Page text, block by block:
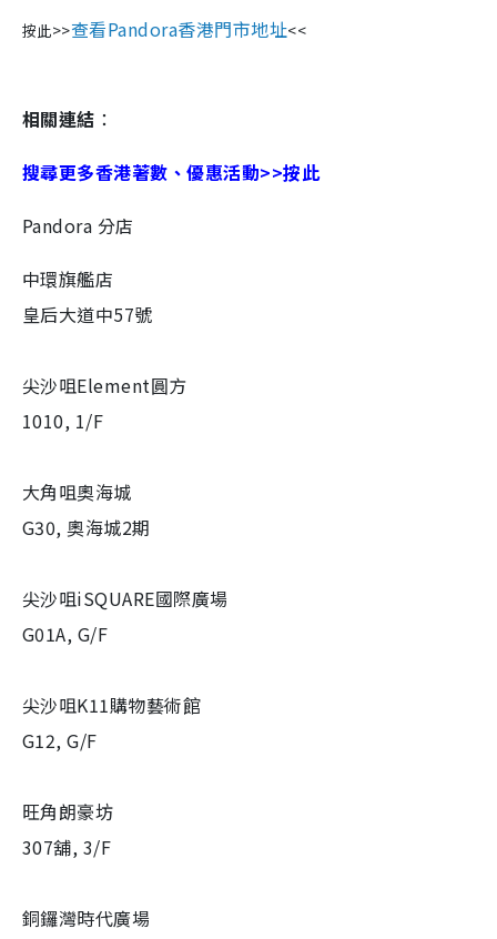
按此>>查看Pandora香港門市地址<<
相關連結 ：
搜尋更多香港著數、優惠活動>>按此
Pandora 分店
中環旗艦店
皇后大道中57號
尖沙咀Element圓方
1010, 1/F
大角咀奧海城
G30, 奧海城2期
尖沙咀iSQUARE國際廣場
G01A, G/F
尖沙咀K11購物藝術館
G12, G/F
旺角朗豪坊
307舖, 3/F
銅鑼灣時代廣場